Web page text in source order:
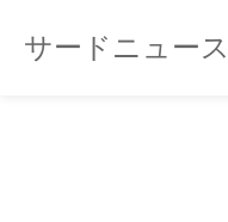
サードニュース